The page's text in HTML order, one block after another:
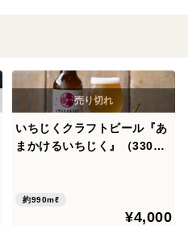
いちじくクラフトビール『あ
まかけるいちじく』（330ml
約990mℓ
¥4,000